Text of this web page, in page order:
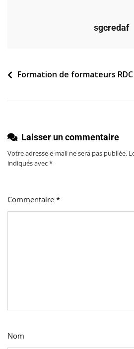
sgcredaf
Navigation
l’article
Formation de formateurs RDC
Laisser un commentaire
Votre adresse e-mail ne sera pas publiée.
indiqués avec*
Commentaire *
Nom